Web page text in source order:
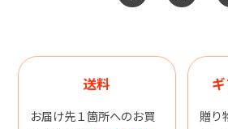
送料
お届け先１箇所へのお買
贈り